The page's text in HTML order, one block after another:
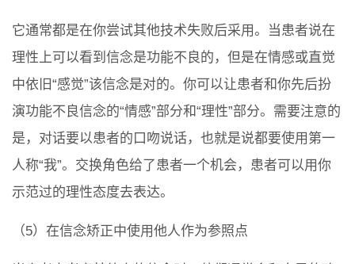
它通常都是在你尝试其他技术失败后采用。当患者说在
理性上可以看到信念是功能不良的，但是在情感或直觉
中依旧“感觉”该信念是对的。你可以让患者和你先后扮
演功能不良信念的“情感”部分和“理性”部分。需要注意的
是，对话要以患者的口吻说话，也就是说都要使用第一
人称“我”。交换角色给了患者一个机会，患者可以用你
示范过的理性态度去表达。
（5）在信念矫正中使用他人作为参照点